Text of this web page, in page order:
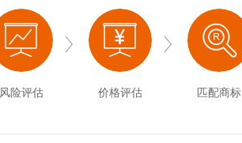
风险评估 价格评估 匹配商标